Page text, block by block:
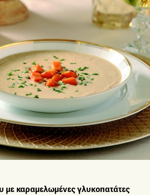
με καραμελωμένες γλυκοπατάτες